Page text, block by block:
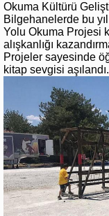
Okuma Kültürü
Bilgehanelerde bu
Yolu Okuma Projesi
alışkanlığı
Projeler sayesinde
kitap sevgisi aşılandı.